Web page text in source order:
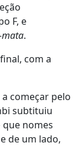
F, e
.
com a
começar pelo
subtituiu
que nomes
de um lado,